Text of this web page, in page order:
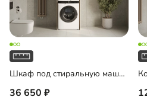
Шкаф под стиральную машину Тосса-2
36 650